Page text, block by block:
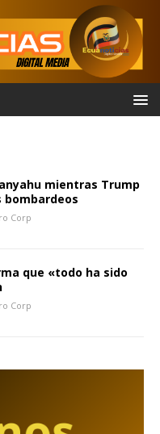
mientras Trump
bombardeos
Corp
que «todo ha sido
Corp